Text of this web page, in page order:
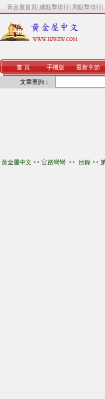
黃金屋首頁 總點擊排行 周點擊排行
首 頁 手機版 最新章節
文章查詢：
黃金屋中文 >> 官路彎彎 >> 目錄 >>